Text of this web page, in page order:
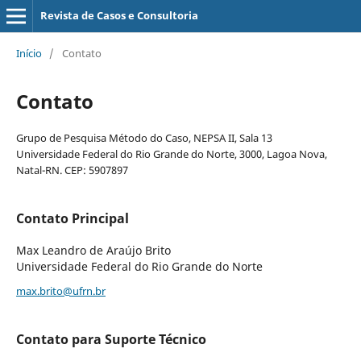
Revista de Casos e Consultoria
Início / Contato
Contato
Grupo de Pesquisa Método do Caso, NEPSA II, Sala 13
Universidade Federal do Rio Grande do Norte, 3000, Lagoa Nova,
Natal-RN. CEP: 5907897
Contato Principal
Max Leandro de Araújo Brito
Universidade Federal do Rio Grande do Norte
max.brito@ufrn.br
Contato para Suporte Técnico